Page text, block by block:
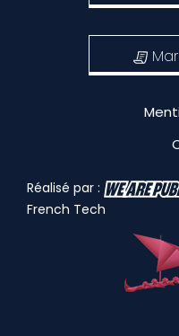
Réalisé par :
French Tech